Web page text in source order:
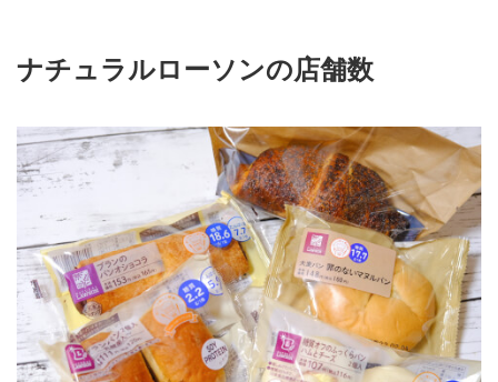
ナチュラルローソンの店舗数